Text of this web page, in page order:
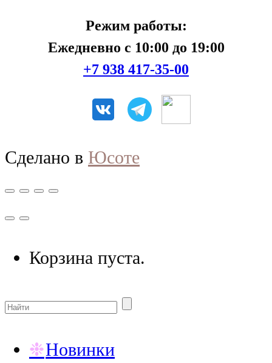
Режим работы:
Ежедневно с 10:00 до 19:00
+7 938 417-35-00
Сделано в Юсоте
Корзина пуста.
Новинки